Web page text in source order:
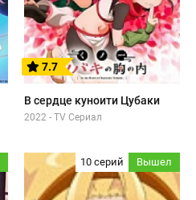
7.7
В сердце куноити Цубаки
2022 - TV Сериал
10 серий Вышел